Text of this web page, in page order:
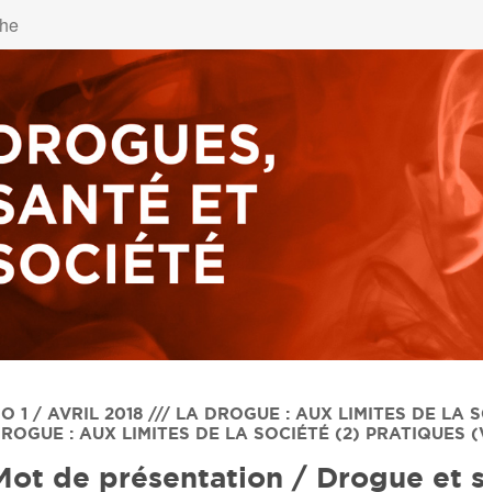
1 / AVRIL 2018 /// LA DROGUE : AUX LIMITES DE LA
: AUX LIMITES DE LA SOCIÉTÉ (2) PRATIQUES
de présentation / Drogue et